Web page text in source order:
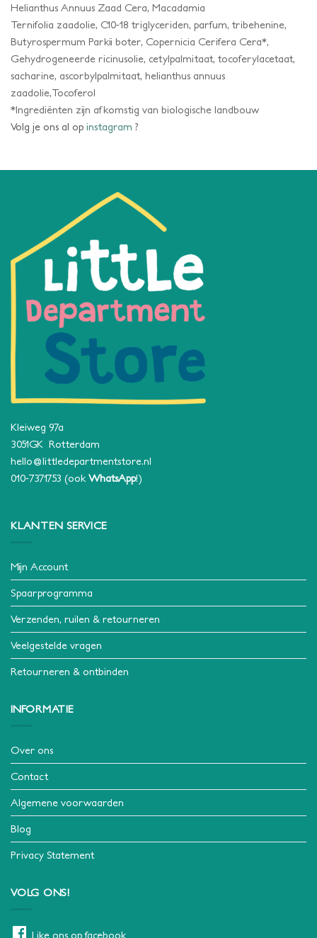
Helianthus Annuus Zaad Cera, Macadamia
Ternifolia zaadolie, C10-18 triglyceriden, parfum, tribehenine,
Butyrospermum Parkii boter, Copernicia Cerifera Cera*,
Gehydrogeneerde ricinusolie, cetylpalmitaat, tocoferylacetaat,
sacharine, ascorbylpalmitaat, helianthus annuus
zaadolie,Tocoferol
*Ingrediënten zijn afkomstig van biologische landbouw
Volg je ons al op instagram ?
Kleiweg 97a
3051GK Rotterdam
hello@littledepartmentstore.nl
010-7371753 (ook WhatsApp!)
KLANTEN SERVICE
Mijn Account
Spaarprogramma
Verzenden, ruilen & retourneren
Veelgestelde vragen
Retourneren & ontbinden
INFORMATIE
Over ons
Contact
Algemene voorwaarden
Blog
Privacy Statement
VOLG ONS!
Like ons op facebook